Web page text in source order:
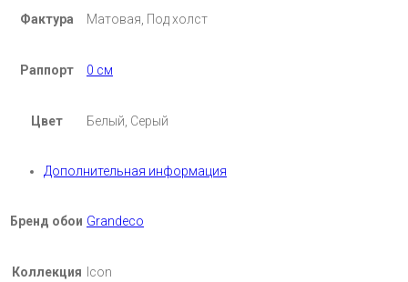
Фактура Матовая, Под холст
Раппорт 0 см
Цвет Белый, Серый
Дополнительная информация
Бренд обои Grandeco
Коллекция Icon